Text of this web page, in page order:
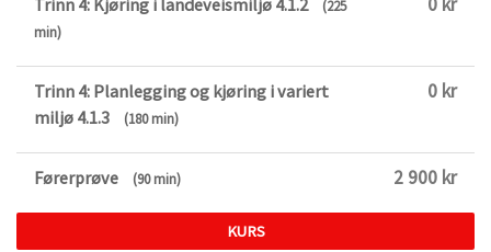
Trinn 4: Kjøring i landeveismiljø 4.1.2
(225
min)
Trinn 4: Planlegging og kjøring i variert
miljø 4.1.3
(180 min)
0 kr
Førerprøve (90 min) 2 900 kr
KURS